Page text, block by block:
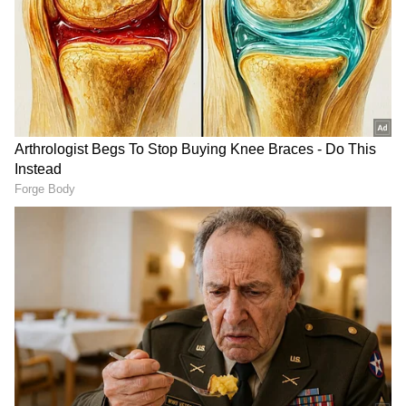
ಭವಿಷ್ಯದ ಒಲಿವಿಯಾ ನ್ಯೂಟನ್-ಜಾನ್ ಅಂದರೆ ಜನಪ್ರಿಯ
ಗಾಯಕಿ ಆಗಲು ಬಯಸಿದ ಆಸ್ಟ್ರೇಲಿಯಾದ ಮಹಿಳೆ ಹೇಗೆ
ಸಿರಿಯ ಧ್ವನಿಯಾದರು ಮತ್ತು 400 ದಶಲಕ್ಷಕ್ಕೂ ಹೆಚ್ಚು
ಜಿಪಿಎಸ್ (GPS) ಮತ್ತು ಸ್ಮಾರ್ಟ್-ಡಿವೈಸ್ ಗಳಲ್ಲಿ ನಿರ್ದೇಶನ
ನೀಡುವ ಮೆಚ್ಚಿನ ಧ್ವನಿಯಾದರು ಗೊತ್ತಾ?